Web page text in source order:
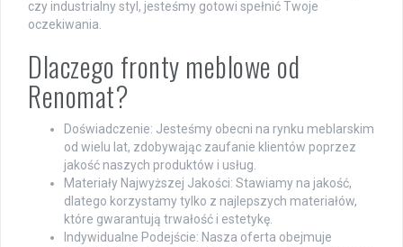
czy industrialny styl, jesteśmy gotowi spełnić Twoje
oczekiwania.
Dlaczego fronty meblowe od
Renomat?
Doświadczenie: Jesteśmy obecni na rynku meblarskim
od wielu lat, zdobywając zaufanie klientów poprzez
jakość naszych produktów i usług.
Materiały Najwyższej Jakości: Stawiamy na jakość,
dlatego korzystamy tylko z najlepszych materiałów,
które gwarantują trwałość i estetykę.
Indywidualne Podejście: Nasza oferta obejmuje